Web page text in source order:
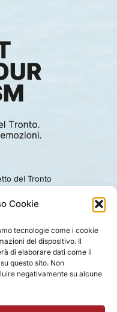
Cookie
tecnologie come i cookie
del dispositivo. Il
di elaborare dati come il
questo sito. Non
negativamente su alcune
del Tronto
|DISCLAIMER